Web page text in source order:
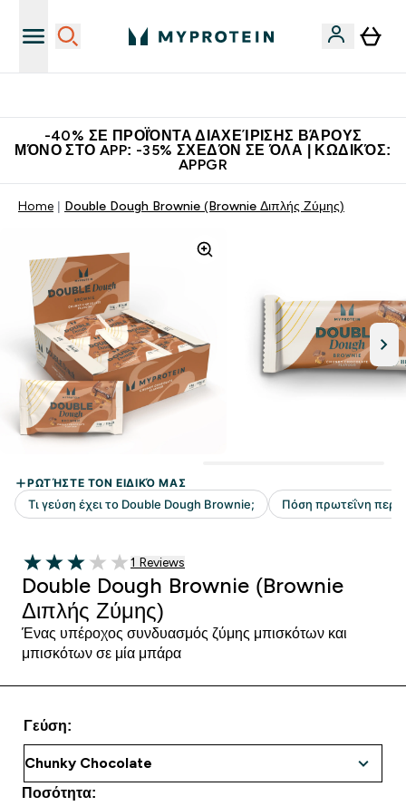
-40% ΣΕ ΠΡΟΪΌΝΤΑ ΔΙΑΧΕΊΡΙΣΗΣ ΒΆΡΟΥΣ
ΜΌΝΟ ΣΤΟ APP: -35% ΣΧΕΔΌΝ ΣΕ ΌΛΑ | ΚΩΔΙΚΌΣ:
APPGR
Home Double Dough Brownie (Brownie Διπλής Ζύμης)
3 out of 5 stars
1 customer reviews
1 Reviews
Double Dough Brownie (Brownie
Διπλής Ζύμης)
Ένας υπέροχος συνδυασμός ζύμης μπισκότων και
μπισκότων σε μία μπάρα
Γεύση:
Ποσότητα: